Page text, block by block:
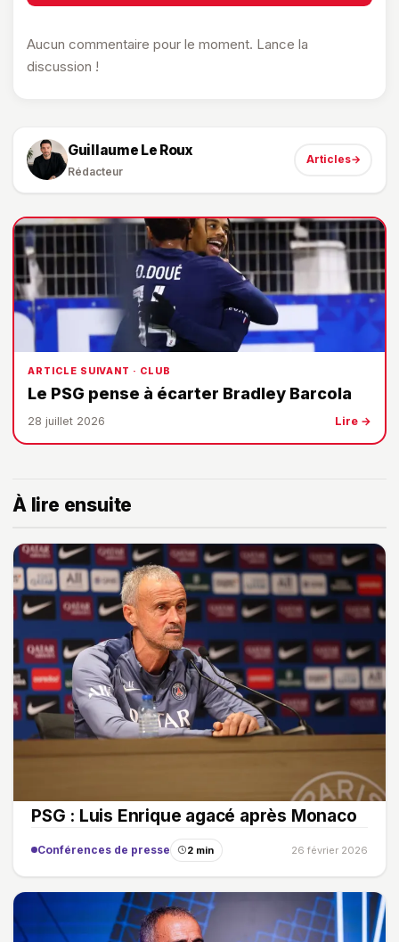
Aucun commentaire pour le moment. Lance la
discussion !
Guillaume Le Roux
Rédacteur
Articles→
ARTICLE SUIVANT · CLUB
Le PSG pense à écarter Bradley Barcola
28 juillet 2026 Lire →
À lire ensuite
PSG : Luis Enrique agacé après Monaco
Conférences de presse 2 min 26 février 2026